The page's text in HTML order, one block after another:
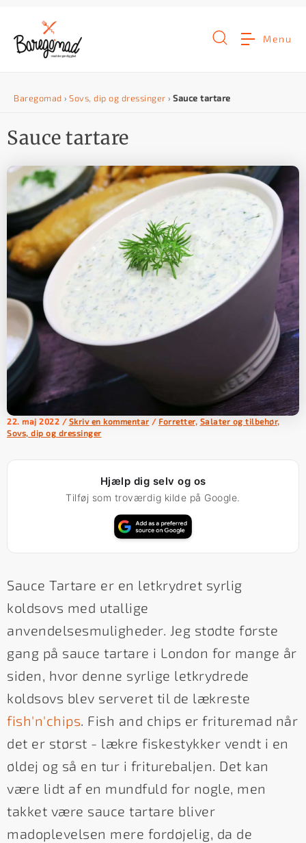
n
d
o
Menu
Baregomad › Sovs, dip og dressinger › Sauce tartare
Sauce tartare
22. maj 2022 / Skriv en kommentar / Forretter, Salater og tilbehør,
Sovs, dip og dressinger
Hjælp dig selv og os
Tilføj som troværdig kilde på Google.
Sauce Tartare er en letkrydret syrlig
koldsovs med utallige
anvendelsesmuligheder. Jeg stødte første
gang på sauce tartare i London for mange år
siden, hvor denne syrlige letkrydrede
koldsovs blev serveret til de lækreste
fish'n'chips . Fish and chips er frituremad når
det er størst - lækre fiskestykker vendt i en
øldej og så en tur i friturebaljen. Det kan
være lidt af en mundfuld for nogle, men
takket være sauce tartare bliver
madoplevelsen mere fordøjelig, da de